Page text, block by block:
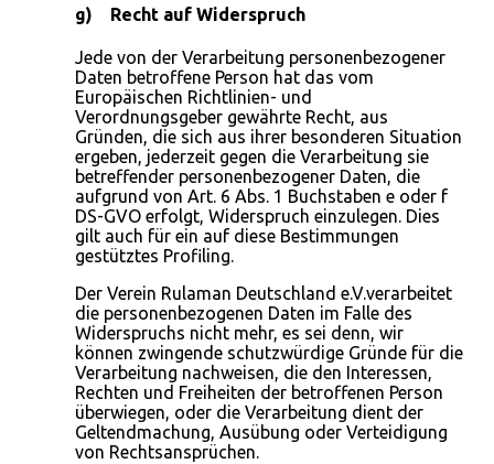
g) Recht auf Widerspruch
Jede von der Verarbeitung personenbezogener
Daten betroffene Person hat das vom
Europäischen Richtlinien- und
Verordnungsgeber gewährte Recht, aus
Gründen, die sich aus ihrer besonderen Situation
ergeben, jederzeit gegen die Verarbeitung sie
betreffender personenbezogener Daten, die
aufgrund von Art. 6 Abs. 1 Buchstaben e oder f
DS-GVO erfolgt, Widerspruch einzulegen. Dies
gilt auch für ein auf diese Bestimmungen
gestütztes Profiling.
Der Verein Rulaman Deutschland e.V.verarbeitet
die personenbezogenen Daten im Falle des
Widerspruchs nicht mehr, es sei denn, wir
können zwingende schutzwürdige Gründe für die
Verarbeitung nachweisen, die den Interessen,
Rechten und Freiheiten der betroffenen Person
überwiegen, oder die Verarbeitung dient der
Geltendmachung, Ausübung oder Verteidigung
von Rechtsansprüchen.